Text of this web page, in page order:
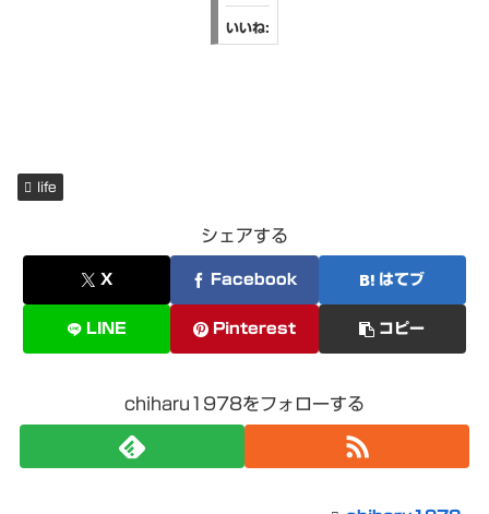
いいね:
life
シェアする
X Facebook はてブ
LINE Pinterest コピー
chiharu1978をフォローする